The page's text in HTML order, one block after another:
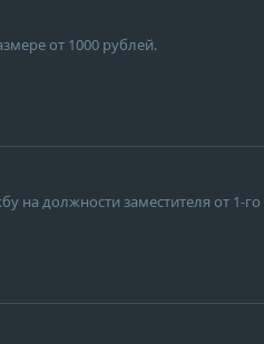
от 1000 рублей.
на должности заместителя от 1-го